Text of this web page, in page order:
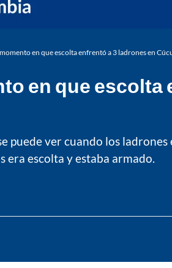
en que escolta enfrentó a 3 ladrones en
en que escolta
puede ver cuando los
era escolta y estaba armado.